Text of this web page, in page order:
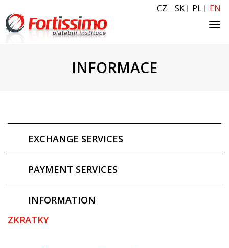
CZ SK PL EN
INFORMACE
EXCHANGE SERVICES
PAYMENT SERVICES
INFORMATION
ZKRATKY